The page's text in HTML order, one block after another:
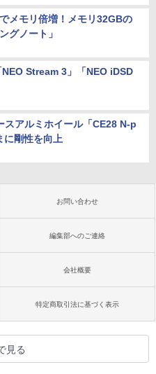
メモリ倍増！メモリ32GBの
グノート」
Stream 3」「NEO iDSD
スアルミホイール「CE28 N-p
に剛性を向上
お問い合わせ
編集部へのご連絡
会社概要
特定商取引法に基づく表示
見る